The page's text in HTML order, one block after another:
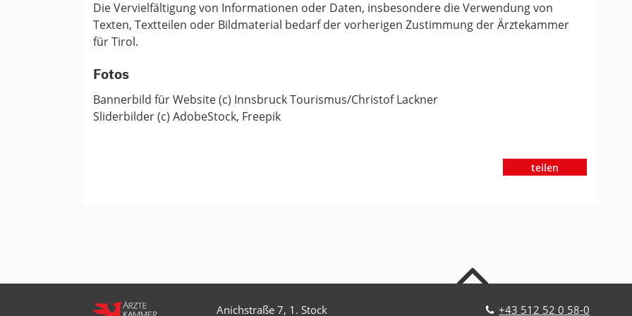
Die Vervielfältigung von Informationen oder Daten, insbesondere die Verwendung von
Texten, Textteilen oder Bildmaterial bedarf der vorherigen Zustimmung der Ärztekammer
für Tirol.
Fotos
Bannerbild für Website (c) Innsbruck Tourismus/Christof Lackner
Sliderbilder (c) AdobeStock, Freepik
teilen
Anichstraße 7, 1. Stock +43 512 52 0 58-0